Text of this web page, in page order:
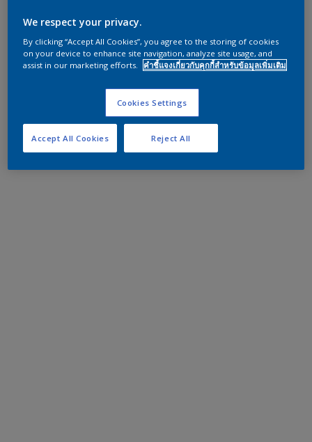
We respect your privacy.
By clicking “Accept All Cookies”, you agree to the storing of cookies
on your device to enhance site navigation, analyze site usage, and
assist in our marketing efforts.
คำชี้แจงเกี่ยวกับคุกกี้สำหรับข้อมูลเพิ่มเติม
Cookies Settings
Reject All
Accept All Cookies